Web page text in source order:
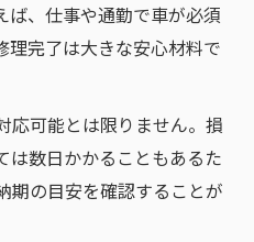
ば、仕事や通勤で車が必須
理完了は大きな安心材料で
応可能とは限りません。損
は数日かかることもあるた
期の目安を確認することが